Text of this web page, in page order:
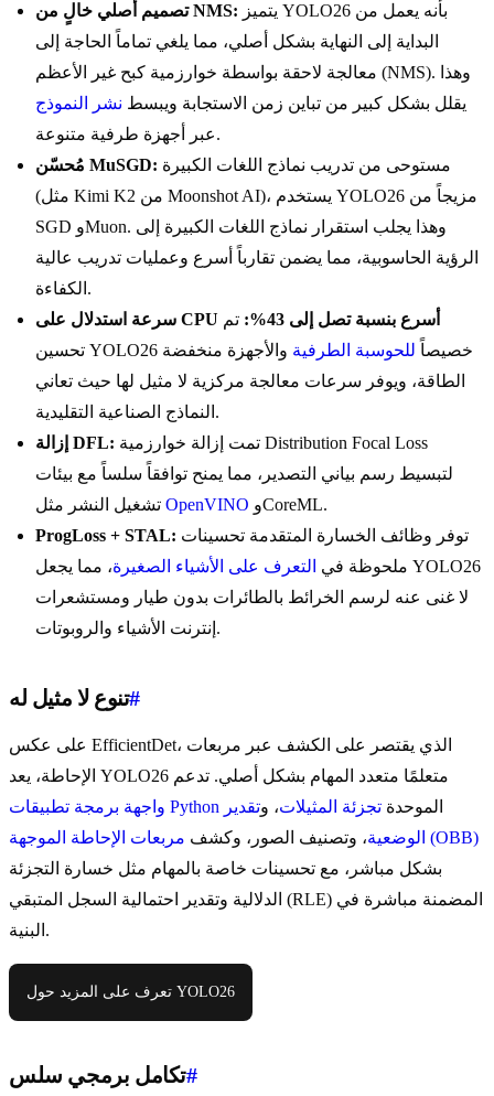
تصميم أصلي خالٍ من NMS:
البداية إلى النهاية بشكل أصلي، مما يلغي تماماً الحاجة إلى
معالجة لاحقة بواسطة خوارزمية كبح غير الأعظم (NMS). وهذا
يقلل بشكل كبير من تباين زمن الاستجابة ويبسط نشر النموذج
عبر أجهزة طرفية متنوعة.
مُحسّن MuSGD:
(مثل Kimi K2 من Moonshot AI)، يستخدم YOLO26 مزيجاً من
SGD وMuon. وهذا يجلب استقرار نماذج اللغات الكبيرة إلى
الرؤية الحاسوبية، مما يضمن تقارباً أسرع وعمليات تدريب عالية
الكفاءة.
سرعة استدلال على CPU أسرع بنسبة تصل إلى 43%:
تم
تحسين YOLO26 خصيصاً للحوسبة الطرفية والأجهزة منخفضة
الطاقة، ويوفر سرعات معالجة مركزية لا مثيل لها حيث تعاني
النماذج الصناعية التقليدية.
إزالة DFL:
لتبسيط رسم بياني التصدير، مما يمنح توافقاً سلساً مع بيئات
OpenVINO
وCoreML.
ProgLoss + STAL:
ملحوظة في التعرف على الأشياء الصغيرة، مما يجعل YOLO26
لا غنى عنه لرسم الخرائط بالطائرات بدون طيار ومستشعرات
إنترنت الأشياء والروبوتات.
تنوع لا مثيل له#
على عكس EfficientDet، الذي يقتصر على الكشف عبر مربعات
الإحاطة، يعد YOLO26 متعلمًا متعدد المهام بشكل أصلي. تدعم
واجهة برمجة تطبيقات Python
الموحدة تجزئة المثيلات، وتقدير
الوضعية، وتصنيف الصور، وكشف
مربعات الإحاطة الموجهة (OBB)
بشكل مباشر، مع تحسينات خاصة بالمهام مثل خسارة التجزئة
الدلالية وتقدير احتمالية السجل المتبقي (RLE) المضمنة مباشرة في
البنية.
تعرف على المزيد حول YOLO26
تكامل برمجي سلس#